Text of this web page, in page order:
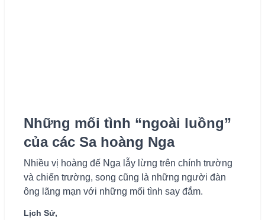
Những mối tình “ngoài luồng”
của các Sa hoàng Nga
Nhiều vị hoàng đế Nga lẫy lừng trên chính trường
và chiến trường, song cũng là những người đàn
ông lãng mạn với những mối tình say đắm.
Lịch Sử,